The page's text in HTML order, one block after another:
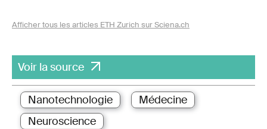
Afficher tous les articles ETH Zurich sur Sciena.ch
Voir la source
Nanotechnologie
Médecine
Neuroscience